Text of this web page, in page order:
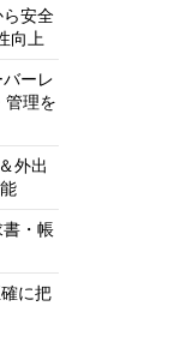
ら安全
向上
ーレ
管理を
外出
・帳
に把